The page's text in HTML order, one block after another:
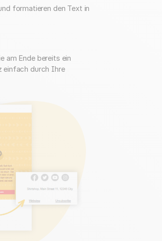
formatieren den Text in
am Ende bereits ein
einfach durch Ihre